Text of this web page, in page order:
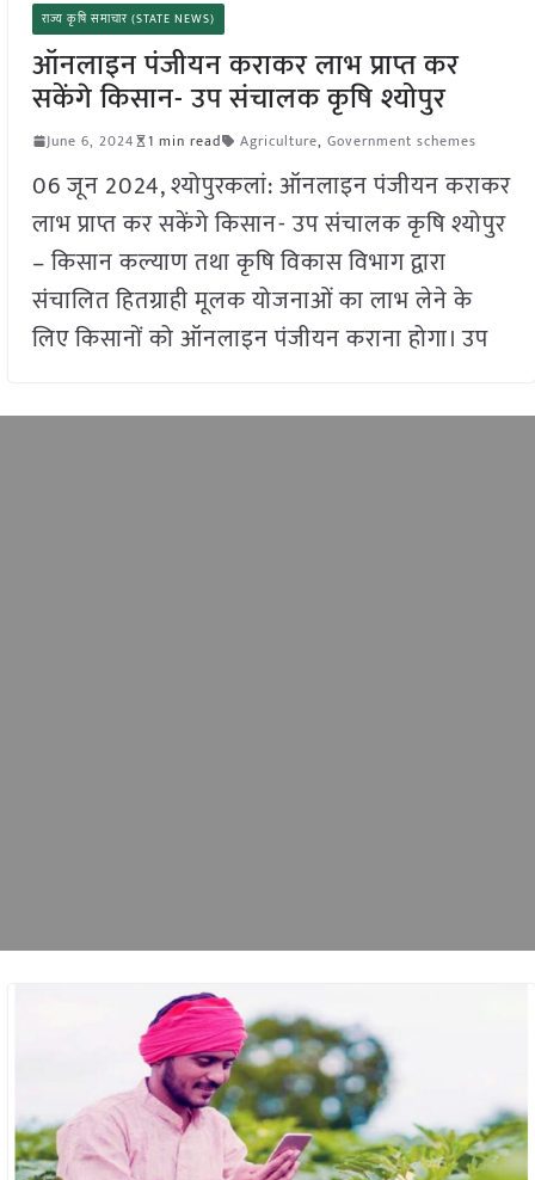
राज्य कृषि समाचार (STATE NEWS)
ऑनलाइन पंजीयन कराकर लाभ प्राप्त कर
सकेंगे किसान- उप संचालक कृषि श्योपुर
June 6, 2024 1 min read Agriculture, Government schemes
06 जून 2024, श्योपुरकलां: ऑनलाइन पंजीयन कराकर
लाभ प्राप्त कर सकेंगे किसान- उप संचालक कृषि श्योपुर
– किसान कल्याण तथा कृषि विकास विभाग द्वारा
संचालित हितग्राही मूलक योजनाओं का लाभ लेने के
लिए किसानों को ऑनलाइन पंजीयन कराना होगा। उप